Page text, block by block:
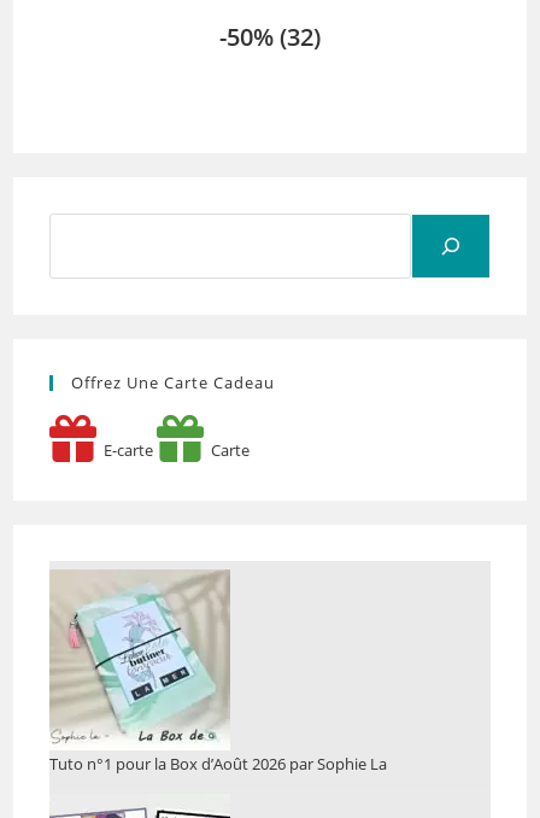
-50%(32)
Offrez Une Carte Cadeau
E-carte Carte
Tuto n°1 pour la Box d’Août 2026 par Sophie La